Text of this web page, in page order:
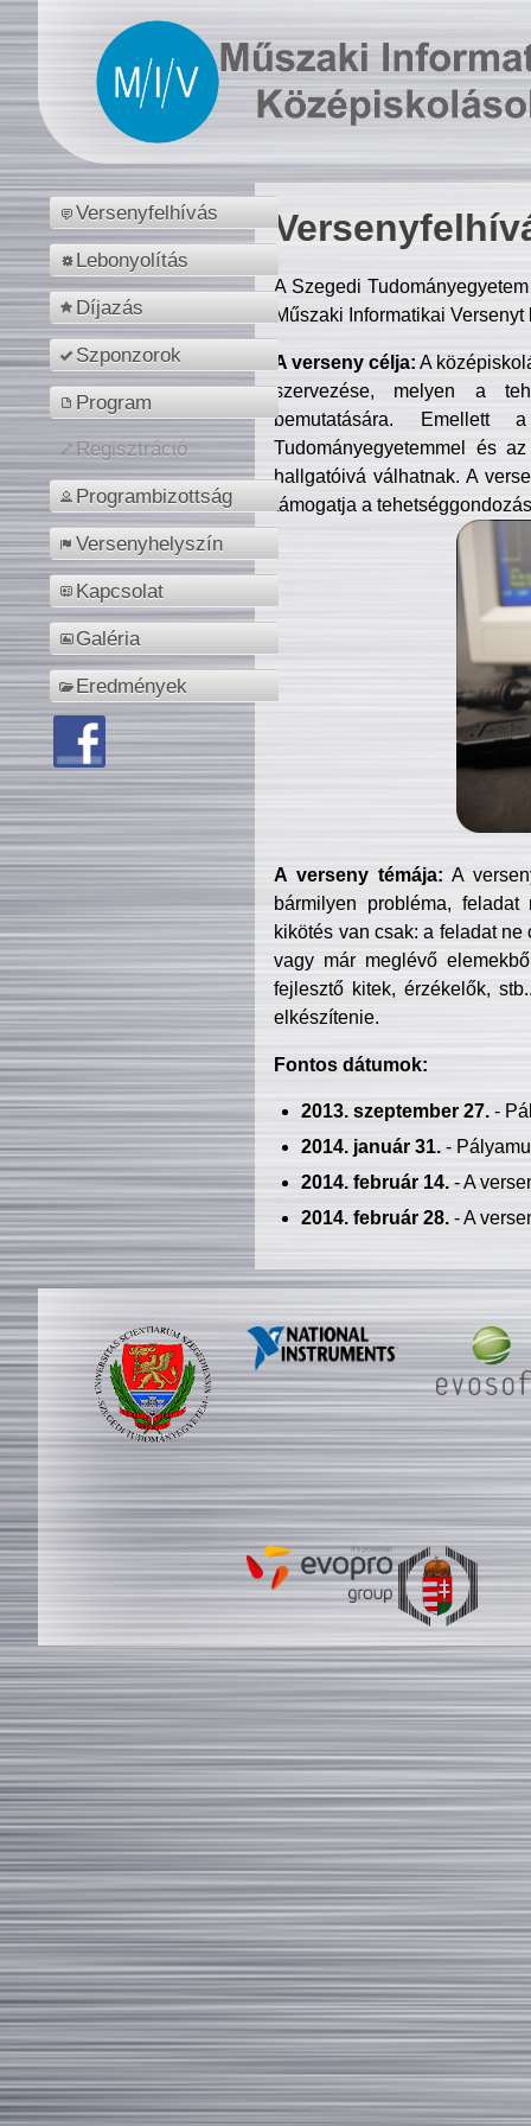
Versenyfelhívás
Lebonyolítás
Díjazás
Szponzorok
Program
Regisztráció
Programbizottság
Versenyhelyszín
Kapcsolat
Galéria
Eredmények
A Szegedi
Műszaki Informatikai
A verseny célja: A
szervezése, melyen a
bemutatására. Emellett
Tudományegyetemmel és
hallgatóivá válhatnak. A
támogatja a
A verseny témája: A
bármilyen probléma, feladat
kikötés van csak: a feladat
vagy már meglévő
fejlesztő kitek, érzékelők,
elkészítenie.
Fontos dátumok:
2013. szeptember 27.-
2014. január 31.-
2014. február 14.- A
2014. február 28.- A